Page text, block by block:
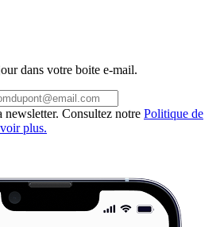
dans votre boite e-mail.
newsletter. Consultez notre Politique de
plus.